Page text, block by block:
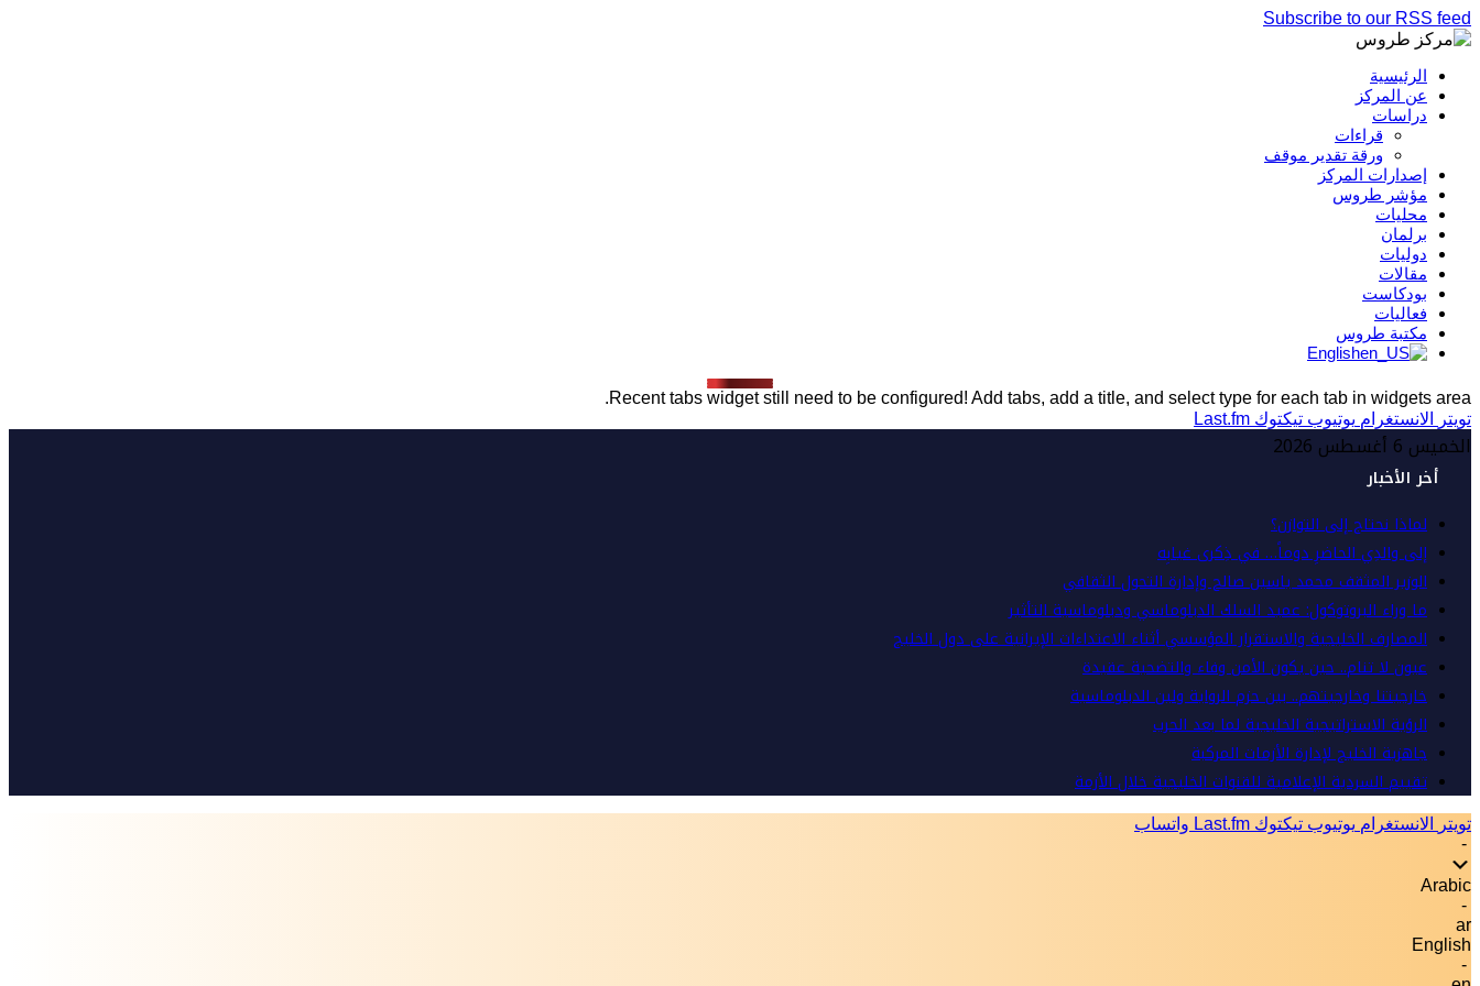
Subscribe to our RSS feed
الرئيسية
عن المركز
دراسات
قراءات
ورقة تقدير موقف
إصدارات المركز
مؤشر طروس
محليات
برلمان
دوليات
مقالات
بودكاست
فعاليات
مكتبة طروس
English
Recent tabs widget still need to be configured! Add tabs, add a title, and select type for each tab in widgets area.
تويتر
الانستغرام يوتيوب تيكتوك Last.fm
الخميس 6 أغسطس 2026
أخر الأخبار
لماذا نحتاج إلى التوازن؟
إلى والدِي الحاضرِ دوماً… في ذِكرى غيابِه
الوزير المثقف محمد ياسين صالح وإدارة التحول الثقافي
ما وراء البروتوكول: عميد السلك الدبلوماسي ودبلوماسية التأثير
المصارف الخليجية والاستقرار المؤسسي أثناء الاعتداءات الإيرانية على دول الخليج
عيون لا تنام.. حين يكون الأمن وفاء والتضحية عقيدة
خارجيتنا وخارجيتهم.. بين حزم الرواية ولين الدبلوماسية
الرؤية الاستراتيجية الخليجية لما بعد الحرب
جاهزية الخليج لإدارة الأزمات المركبة
تقييم السردية الإعلامية للقنوات الخليجية خلال الأزمة
تويتر الانستغرام يوتيوب تيكتوك Last.fm واتساب
-
Arabic
-
ar
English
-